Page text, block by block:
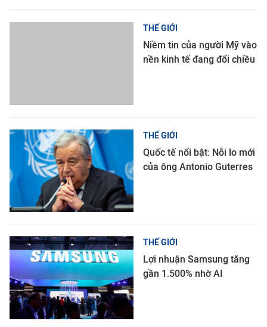
THẾ GIỚI
Niềm tin của người Mỹ vào
nền kinh tế đang đổi chiều
THẾ GIỚI
Quốc tế nổi bật: Nỗi lo mới
của ông Antonio Guterres
THẾ GIỚI
Lợi nhuận Samsung tăng
gần 1.500% nhờ AI